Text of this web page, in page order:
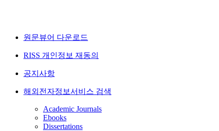
원문뷰어 다운로드
RISS 개인정보 재동의
공지사항
해외전자정보서비스 검색
Academic Journals
Ebooks
Dissertations